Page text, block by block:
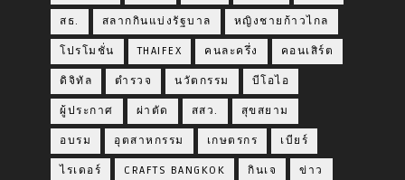
สธ. สลากกินแบ่งรัฐบาล หญิงชายก้าวไกล
โปรโมชั่น THAIFEX คนละครึ่ง คอนเสิร์ต
ดิจิทัล ตำรวจ นวัตกรรม บีโอไอ
ผู้ประกาศ ผ่าตัด สสว. สุขสยาม
อบรม อุตสาหกรรม เกษตรกร เบียร์
ไรเดอร์ CRAFTS BANGKOK กินเจ ข่าว